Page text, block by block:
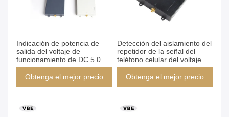
Indicación de potencia de
salida del voltaje de
funcionamiento de DC 5.0V
del repetidor de la señal del
teléfono celular de la Patio-
Obtenga el mejor precio
Detección del aislamiento del
repetidor de la señal del
teléfono celular del voltaje de
DC 5.0V de antena del
regenerador
Obtenga el mejor precio